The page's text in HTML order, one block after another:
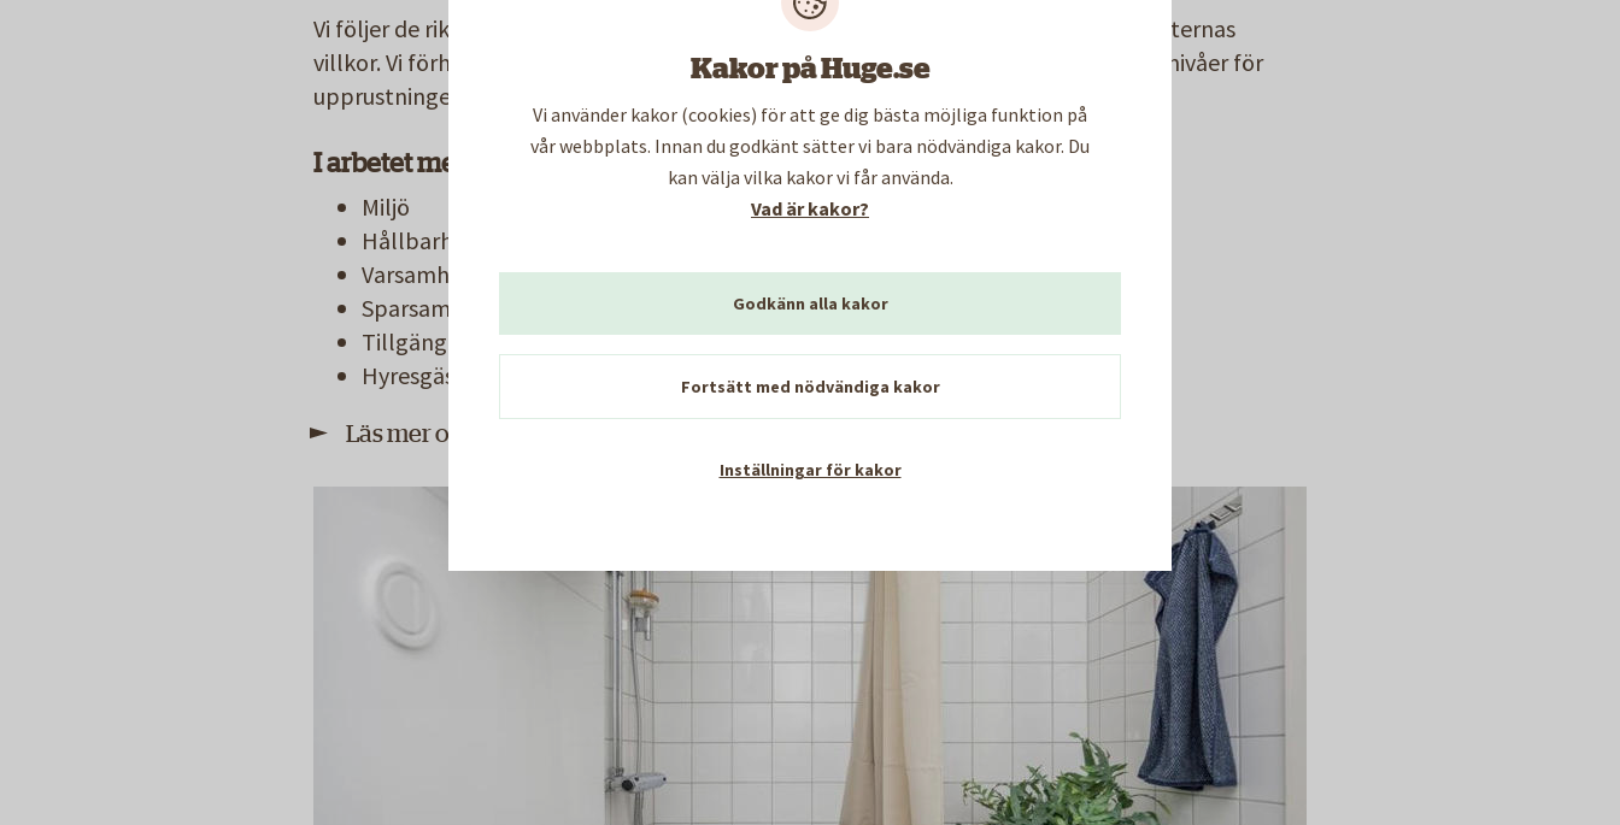
Kakor på Huge.se
Vi använder kakor (cookies) för att ge dig bästa möjliga funktion på
vår webbplats. Innan du godkänt sätter vi bara nödvändiga kakor. Du
kan välja vilka kakor vi får använda.
Vad är kakor?
Godkänn alla kakor
Fortsätt med nödvändiga kakor
Inställningar för kakor
Vi följer de riktlinjer som Sveriges Allmännyttas satt upp för ombyggnad på hyresgästernas
villkor. Vi förhandlar också med Hyresgästföreningen om vad som räknas som skälig nivåer för
upprustningen och de hyreshöjningar som kan följa som ett resultat av efter det.
I arbetet med att rusta våra fastigheter tar vi hänsyn till:
Miljö
Hållbarhet
Varsamhet
Sparsamhet
Tillgänglighet
Hyresgästernas inflytande
Läs mer om boinflytande på Sveriges Allmännyttas hemsida